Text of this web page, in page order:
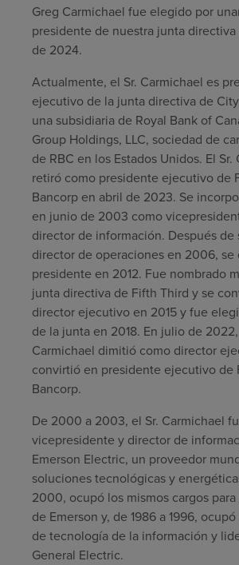
Greg Carmichael fue elegido por
presidente de nuestra junta
de 2024.
Actualmente, el Sr. Carmichael es
ejecutivo de la junta directiva de
una subsidiaria de Royal Bank of
Group Holdings, LLC, sociedad de
de RBC en los Estados Unidos. El Sr.
retiró como presidente ejecutivo de
Bancorp en abril de 2023. Se
en junio de 2003 como
director de información. Después de
director de operaciones en 2006,
presidente en 2012. Fue nombrado
junta directiva de Fifth Third y se
director ejecutivo en 2015 y fue
de la junta en 2018. En julio de
Carmichael dimitió como director
convirtió en presidente ejecutivo de
Bancorp.
De 2000 a 2003, el Sr. Carmichael
vicepresidente y director de
Emerson Electric, un proveedor
soluciones tecnológicas y
2000, ocupó los mismos cargos
de Emerson y, de 1986 a 1996,
de tecnología de la información y
General Electric.